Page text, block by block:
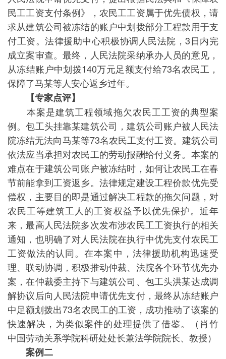
民工工资支付条例》，农民工工资属于优先债权，请
求从建筑公司被冻结的账户中划拨部分工程款用于支
付工资。法律援助中心积极协调人民法院，3日内完
成立案审查。最终，人民法院采纳承办人员的意见，
从冻结账户中划拨140万元足额支付给73名农民工，
保障了马某等人安心返乡过年。
【专家点评】
本案是建筑工程领域拖欠农民工工资的典型案
例。包工头挂靠某建筑公司，建筑公司账户被人民法
院冻结无法向马某等73名农民工支付工资。建筑公司
依法应当承担对农民工的劳动报酬给付义务。本案的
难点在于建筑公司账户被冻结时，如何让农民工在春
节前能拿到工资返乡。法律规定建设工程价款优先受
偿权，主要目的即是通过解决工程款的拖欠问题，对
农民工等建筑工人的工资权益予以优先保护。近年
来，最高人民法院多次发布涉农民工工资执行的相关
通知，也明确了对人民法院在执行中优先支付农民工
工资做法的认同。在本案中，法律援助机构迅速受
理、联动协调，积极推动仲裁、法院各个环节优先办
案，在仲裁委主持下与建筑公司、包工头洪某达成调
解协议后向人民法院申请优先支付，最终从冻结账户
中足额划拨出73名农民工的工资，成功推动了该案的
快速解决，为类似案件的处理提供了借鉴。（肖竹
中国劳动关系学院科研处处长兼法学院院长、教授）
案例二